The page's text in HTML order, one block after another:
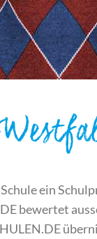
ein
bewertet